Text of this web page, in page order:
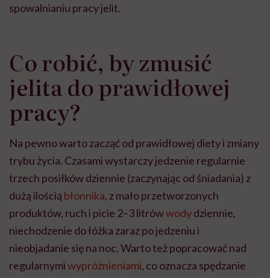
spowalnianiu pracy jelit.
Co robić, by zmusić
jelita do prawidłowej
pracy?
Na pewno warto zacząć od prawidłowej diety i zmiany
trybu życia. Czasami wystarczy jedzenie regularnie
trzech posiłków dziennie (zaczynając od śniadania) z
dużą ilością błonnika, z mało przetworzonych
produktów, ruch i picie 2–3 litrówwodydziennie,
niechodzenie do łóżka zaraz po jedzeniu i
nieobjadanie się na noc. Warto też popracować nad
regularnymiwypróżnieniami, co oznacza spędzanie